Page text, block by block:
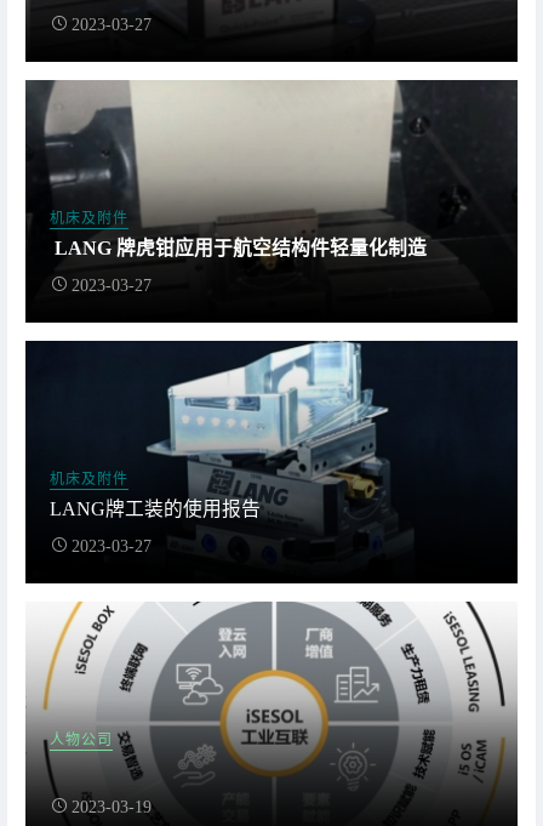
2023-03-27
机床及附件
LANG 牌虎钳应用于航空结构件轻量化制造
2023-03-27
机床及附件
LANG牌工装的使用报告
2023-03-27
人物公司
2023-03-19